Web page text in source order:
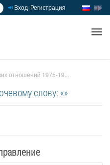
Вход Регистрация
отношений 1975-19...
слову: «»